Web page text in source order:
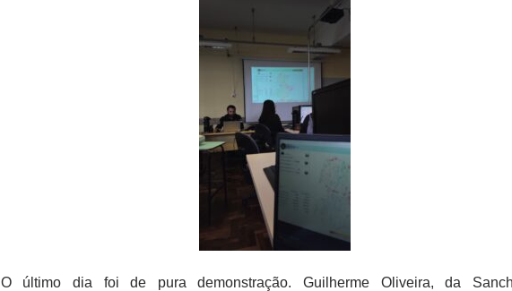
O último dia foi de pura demonstração. Guilherme Oliveira, da